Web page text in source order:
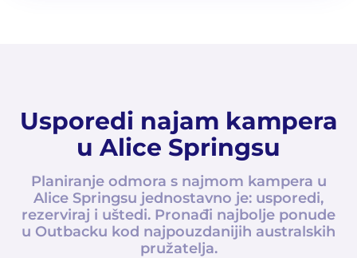
Usporedi najam kampera
u Alice Springsu
Planiranje odmora s najmom kampera u
Alice Springsu jednostavno je: usporedi,
rezerviraj i uštedi. Pronađi najbolje ponude
u Outbacku kod najpouzdanijih australskih
pružatelja.